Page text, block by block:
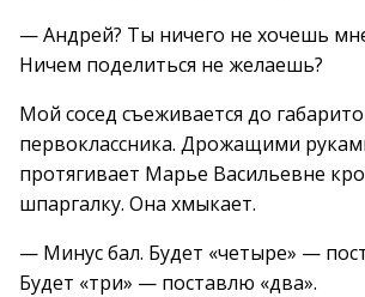
— Андрей? Ты ничего не хочешь
Ничем поделиться не желаешь?
Мой сосед съеживается до
первоклассника. Дрожащими
протягивает Марье Васильевне
шпаргалку. Она хмыкает.
— Минус бал. Будет «четыре» —
Будет «три» — поставлю «два».